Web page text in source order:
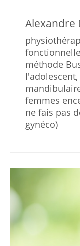
Alexandre
méthode
femmes
ne fais pas
gynéco)